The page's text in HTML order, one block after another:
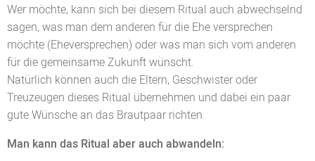
Wer möchte, kann sich bei diesem Ritual auch abwechselnd
sagen, was man dem anderen für die Ehe versprechen
möchte (Eheversprechen) oder was man sich vom anderen
für die gemeinsame Zukunft wünscht.
Natürlich können auch die Eltern, Geschwister oder
Treuzeugen dieses Ritual übernehmen und dabei ein paar
gute Wünsche an das Brautpaar richten.
Man kann das Ritual aber auch abwandeln: